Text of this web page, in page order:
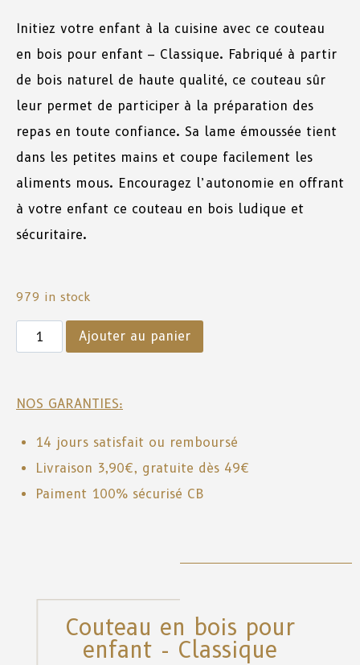
Initiez votre enfant à la cuisine avec ce couteau
en bois pour enfant – Classique. Fabriqué à partir
de bois naturel de haute qualité, ce couteau sûr
leur permet de participer à la préparation des
repas en toute confiance. Sa lame émoussée tient
dans les petites mains et coupe facilement les
aliments mous. Encouragez l’autonomie en offrant
à votre enfant ce couteau en bois ludique et
sécuritaire.
979 in stock
Ajouter au panier
NOS GARANTIES:
14 jours satisfait ou remboursé
Livraison 3,90€, gratuite dès 49€
Paiment 100% sécurisé CB
Couteau en bois pour
enfant - Classique